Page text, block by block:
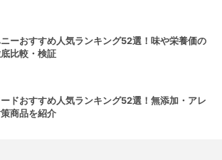
ーおすすめ人気ランキング52選！味や栄養価の
比較・検証
ードおすすめ人気ランキング52選！無添加・アレ
商品を紹介